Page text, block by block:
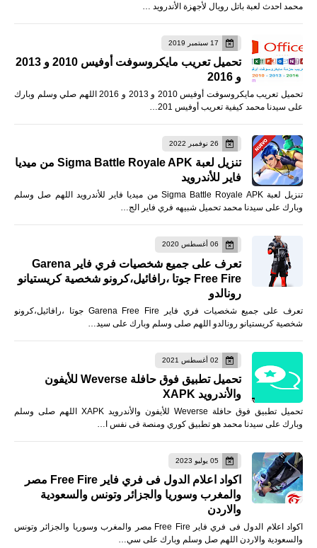
محمد احدث لعبة باتل رويال لأجهزة الأندرويد …
17 سبتمبر 2019
تحميل تعريب مايكروسوفت أوفيس 2010 و 2013
و 2016
تحميل تعريب مايكروسوفت أوفيس 2010 و 2013 و 2016 اللهم صلي وسلم وبارك
على سيدنا محمد كيفية تعريب أوفيس 201…
26 نوفمبر 2022
تنزيل لعبة Sigma Battle Royale APK من ميديا
فاير للأندرويد
تنزيل لعبة Sigma Battle Royale APK من ميديا فاير للأندرويد اللهم صل وسلم
وبارك على سيدنا محمد تحميل شبيهه فري فاير الج…
06 أغسطس 2020
تعرف على جميع شخصيات فري فاير Garena
Free Fire جوتا ،رافائيل،كرونو شخصية كريستيانو
رونالدو
تعرف على جميع شخصيات فري فاير Garena Free Fire جوتا ،رافائيل،كرونو
شخصية كريستيانو رونالدو اللهم صلى وسلم وبارك على سيد…
02 أغسطس 2021
تحميل تطبيق فوق حافلة Weverse للأيفون
والأندرويد XAPK
تحميل تطبيق فوق حافلة Weverse للأيفون والأندرويد XAPK اللهم صلى وسلم
وبارك على سيدنا محمد هو تطبيق كوري ومنصة فى نفس ا…
05 يوليو 2023
اكواد اعلام الدول فى فري فاير Free Fire مصر
والمغرب وسوريا والجزائر وتونس والسعودية
والاردن
اكواد اعلام الدول فى فري فاير Free Fire مصر والمغرب وسوريا والجزائر وتونس
والسعودية والاردن اللهم صل وسلم وبارك على سي…